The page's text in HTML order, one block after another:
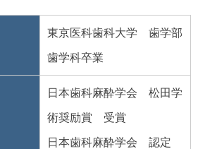
東京医科歯科大学 歯学部
歯学科卒業
日本歯科麻酔学会 松田学
術奨励賞 受賞
日本歯科麻酔学会 認定